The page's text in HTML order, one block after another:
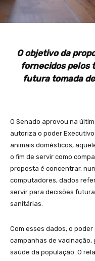
O objetivo da
fornecidos pelos
futura tomada
O Senado aprovou na
autoriza o poder
animais domésticos,
o fim de servir como
proposta é concentrar,
computadores, dados
servir para decisões
sanitárias.
Com esses dados, o
campanhas de
saúde da população. O